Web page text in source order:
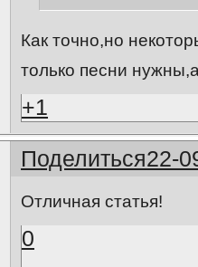
Как точно,но
только песни
+1
Поделиться22-
Отличная статья!
0